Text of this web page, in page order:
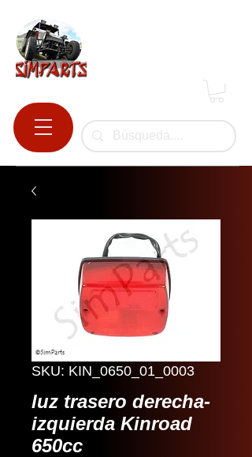
SKU: KIN_0650_01_0003
luz trasero derecha-
izquierda Kinroad
650cc